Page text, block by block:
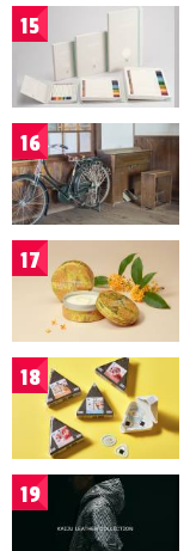
15
16
17
18
19